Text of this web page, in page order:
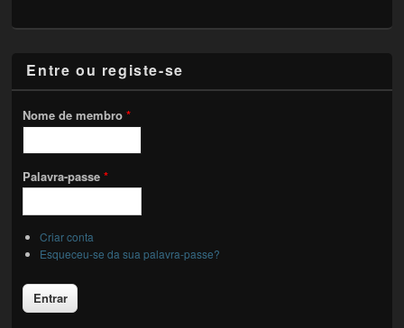
Entre ou registe-se
Nome de membro*
Palavra-passe*
Criar conta
Esqueceu-se da sua palavra-passe?